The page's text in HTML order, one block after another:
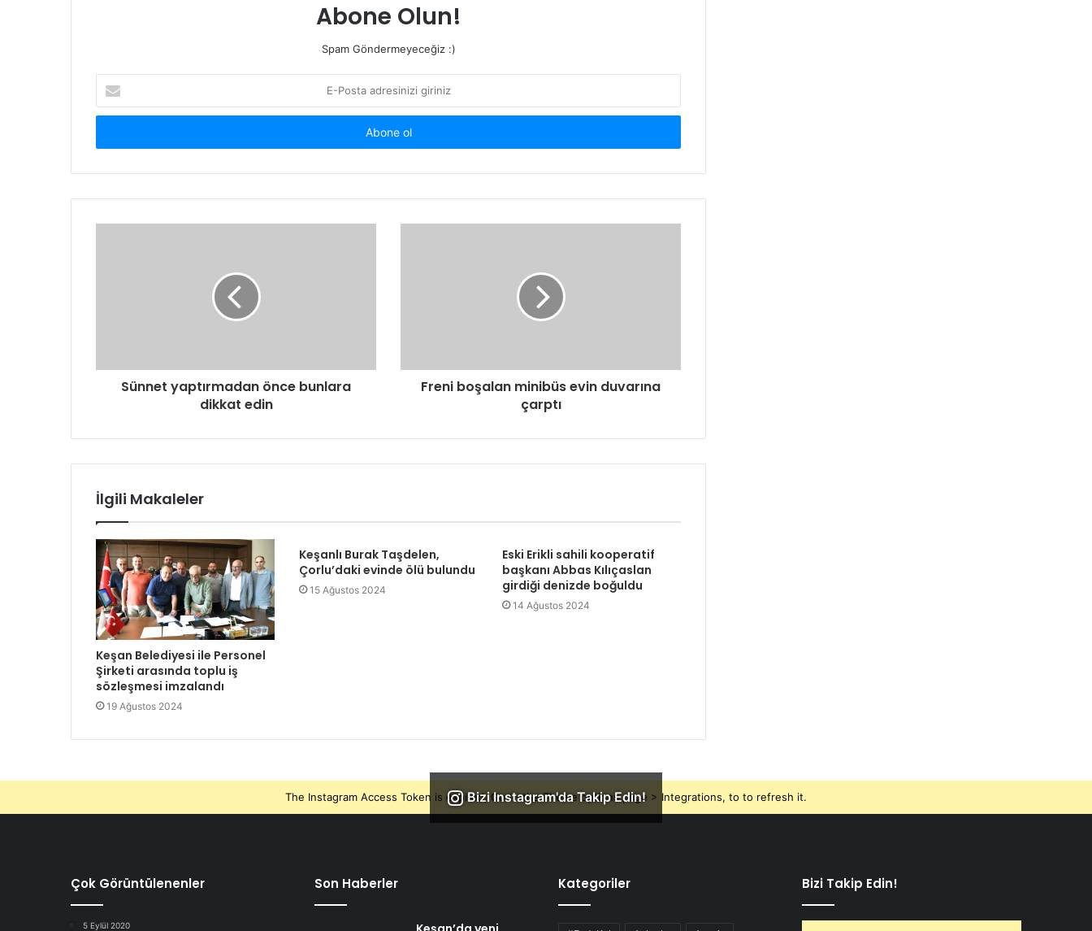
Abone Olun!
Spam Göndermeyeceğiz :)
Posta
adresinizi
Sünnet yaptırmadan önce bunlara
dikkat edin
Freni boşalan minibüs evin duvarına
çarptı
İlgili Makaleler
Keşan Belediyesi ile Personel
Şirketi arasında toplu iş
sözleşmesi imzalandı
19 Ağustos 2024
Keşanlı Burak Taşdelen,
Çorlu’daki evinde ölü bulundu
15 Ağustos 2024
Eski Erikli sahili kooperatif
başkanı Abbas Kılıçaslan
girdiği denizde boğuldu
14 Ağustos 2024
Bizi Instagram'da Takip Edin!
The Instagram Access Token is expired, Go to the Theme options page > Integrations, to to refresh it.
Çok Görüntülenenler
5 Eylül 2020
Son Haberler Kategoriler Bizi Takip Edin!